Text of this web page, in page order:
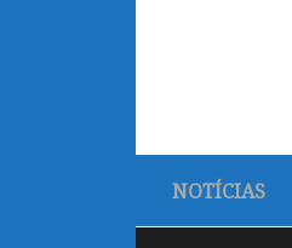
NOTÍCIAS